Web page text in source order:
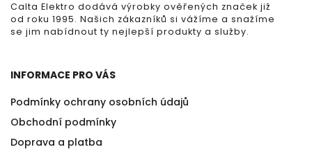
Calta Elektro dodává výrobky ověřených značek již
od roku 1995. Našich zákazníků si vážíme a snažíme
se jim nabídnout ty nejlepší produkty a služby.
INFORMACE PRO VÁS
Podmínky ochrany osobních údajů
Obchodní podmínky
Doprava a platba